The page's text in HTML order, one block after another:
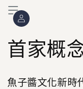
跳至內
容登
入
首家概
魚子醬文化新時